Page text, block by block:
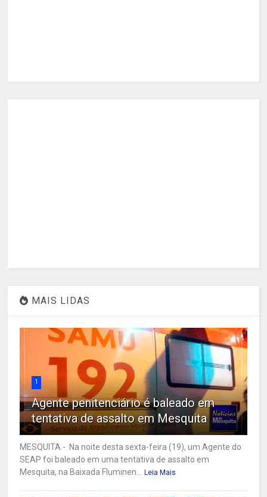
MAIS LIDAS
1
Agente penitenciário é baleado em
tentativa de assalto em Mesquita
MESQUITA - Na noite desta sexta-feira (19), um Agente do
SEAP foi baleado em uma tentativa de assalto em
Mesquita, na Baixada Fluminen... Leia Mais